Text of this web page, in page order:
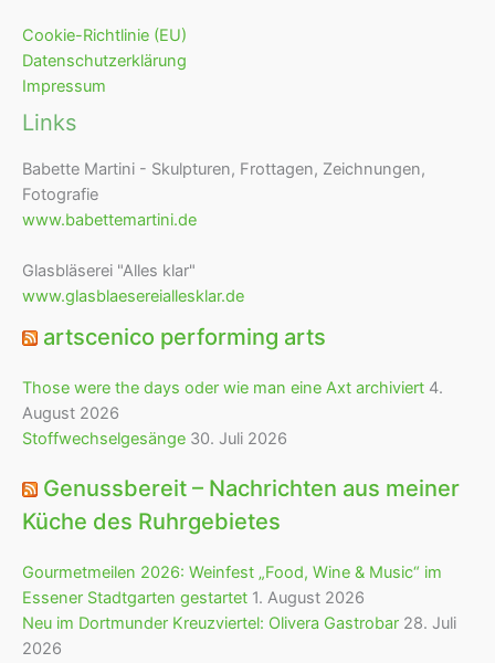
Cookie-Richtlinie (EU)
Datenschutzerklärung
Impressum
Links
Babette Martini - Skulpturen, Frottagen, Zeichnungen,
Fotografie
www.babettemartini.de
Glasbläserei "Alles klar"
www.glasblaesereiallesklar.de
artscenico performing arts
Those were the days oder wie man eine Axt archiviert 4.
August 2026
Stoffwechselgesänge 30. Juli 2026
Genussbereit – Nachrichten aus meiner
Küche des Ruhrgebietes
Gourmetmeilen 2026: Weinfest „Food, Wine & Music“ im
Essener Stadtgarten gestartet 1. August 2026
Neu im Dortmunder Kreuzviertel: Olivera Gastrobar 28. Juli
2026